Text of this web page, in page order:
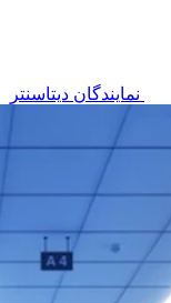
نمایندگان دیتاسنتر